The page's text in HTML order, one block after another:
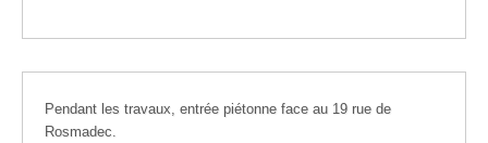
Pendant les travaux, entrée piétonne face au 19 rue de
Rosmadec.